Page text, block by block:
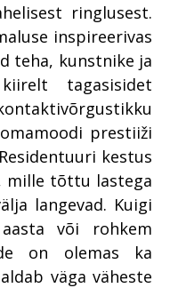
ringlusest.
inspireerivas
teha, kunstnike ja
tagasisidet
prestiiži
kestus
mille tõttu lastega
langevad. Kuigi
või rohkem
on olemas ka
väga väheste